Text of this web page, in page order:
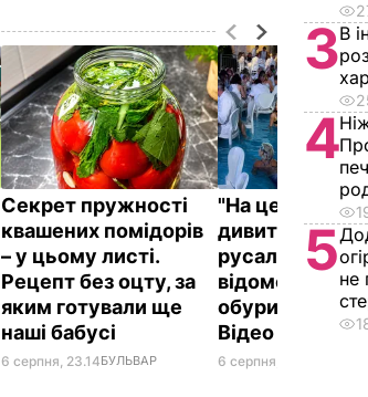
Секрет пружності
квашених помідорів
– у цьому листі.
Рецепт без оцту, за
яким готували ще
наші бабусі
6 серпня, 23.14БУЛЬВАР
"На це навіть
дивитися".
русалками у
відомому
обурило
Відео
6 серпня, 21.38
3В
4
5не